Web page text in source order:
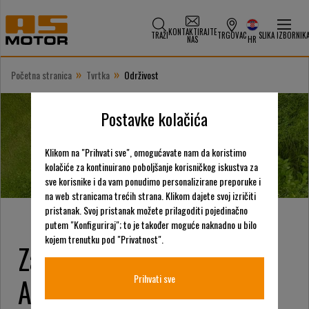
TRAŽIKONTAKTIRAJTE
NAS TRGOVAC HR SLIKA IZBORNIKA
Početna stranica » Tvrtka » Održivost
Zašto je održivost važna za
AS-Motor
Postavke kolačića
Klikom na "Prihvati sve", omogućavate nam da koristimo
kolačiće za kontinuirano poboljšanje korisničkog iskustva za
sve korisnike i da vam ponudimo personalizirane preporuke i
na web stranicama trećih strana. Klikom dajete svoj izričiti
pristanak. Svoj pristanak možete prilagoditi pojedinačno
putem "Konfiguriraj"; to je također moguće naknadno u bilo
kojem trenutku pod "Privatnost".
Prihvati sve